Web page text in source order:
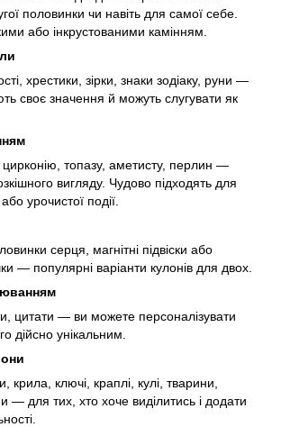
половинки чи навіть для самої себе.
або інкрустованими камінням.
хрестики, зірки, знаки зодіаку, руни —
своє значення й можуть слугувати як
цирконію, топазу, аметисту, перлин —
вигляду. Чудово підходять для
урочистої події.
серця, магнітні підвіски або
— популярні варіанти кулонів для двох.
цитати — ви можете персоналізувати
дійсно унікальним.
крила, ключі, краплі, кулі, тварини,
— для тих, хто хоче виділитись і додати